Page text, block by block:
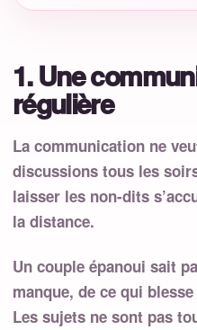
1. Une
régulière
La communication ne
discussions tous les
laisser les non-dits
la distance.
Un couple épanoui sait
manque, de ce qui
Les sujets ne sont pas